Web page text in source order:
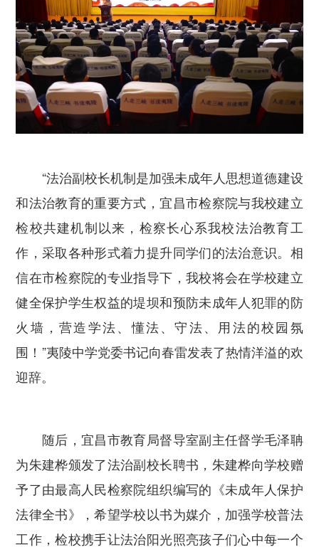
“法治副校长机制是加强未成年人思想道德建设
和法治教育的重要方式，宜昌市检察院与我校建立
检校共建机制以来，检察长心系我校法治教育工
作，采取各种形式着力提升同学们的法治意识。相
信在市检察院的专业指导下，我校将会在学校建立
健全保护学生权益的堤坝和预防未成年人犯罪的防
火墙，营造学法、懂法、守法、用法的校园氛
围！”夷陵中学党委书记向春雷发表了热情洋溢的欢
迎辞。
随后，宜昌市教育局督导室副主任督学毛泽聃
为朱建桦颁发了法治副校长聘书，朱建桦向学校赠
予了由最高人民检察院组织编写的《未成年人保护
法律全书》，希望学校以书为媒介，加强学校普法
工作，检校携手让法治阳光照亮孩子们心中每一个